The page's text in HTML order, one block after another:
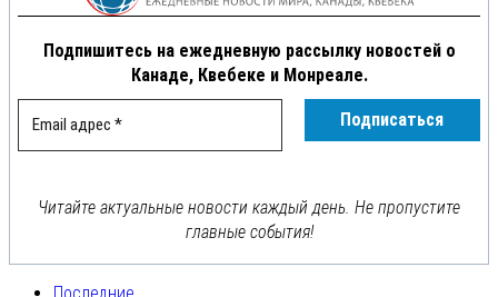
Подпишитесь на ежедневную рассылку новостей о
Канаде, Квебеке и Монреале.
Читайте актуальные новости каждый день. Не пропустите
главные события!